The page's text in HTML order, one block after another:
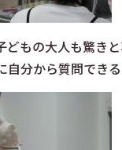
どもの大人も驚き
自分から質問でき